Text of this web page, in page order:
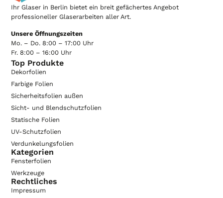
Ihr Glaser in Berlin bietet ein breit gefächertes Angebot
professioneller Glaserarbeiten aller Art.
Unsere Öffnungszeiten
Mo. – Do. 8:00 – 17:00 Uhr
Fr. 8:00 – 16:00 Uhr
Top Produkte
Dekorfolien
Farbige Folien
Sicherheitsfolien außen
Sicht- und Blendschutzfolien
Statische Folien
UV-Schutzfolien
Verdunkelungsfolien
Kategorien
Fensterfolien
Werkzeuge
Rechtliches
Impressum